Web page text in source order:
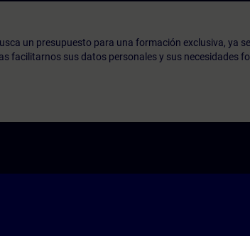
un presupuesto para una formación exclusiva, ya
facilitarnos sus datos personales y sus necesidades